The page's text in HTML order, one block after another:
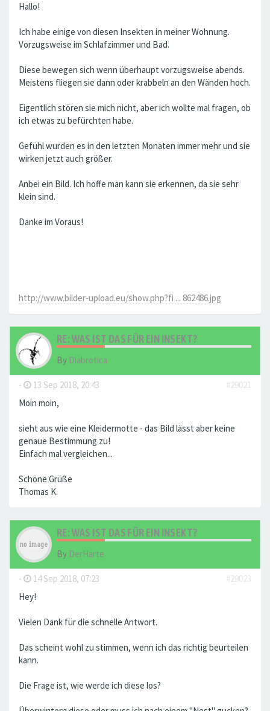
Hallo!
Ich habe einige von diesen Insekten in meiner Wohnung.
Vorzugsweise im Schlafzimmer und Bad.
Diese bewegen sich wenn überhaupt vorzugsweise abends.
Meistens fliegen sie dann oder krabbeln an den Wänden hoch.
Eigentlich stören sie mich nicht, aber ich wollte mal fragen, ob
ich etwas zu befürchten habe.
Gefühl wurden es in den letzten Monaten immer mehr und sie
wirken jetzt auch größer.
Anbei ein Bild. Ich hoffe man kann sie erkennen, da sie sehr
klein sind.
Danke im Voraus!
http://www.bilder-upload.eu/show.php?fi ... 862486.jpg
RE: WAS IST DAS FÜR EIN INSEKT?
By Diabrotica
- 13 Sep 2018, 20:43
#29021
Moin moin,
sieht aus wie eine Kleidermotte - das Bild lässt aber keine
genaue Bestimmung zu!
Einfach mal vergleichen...
Schöne Grüße
Thomas K.
RE: WAS IST DAS FÜR EIN INSEKT?
By DerHarte
- 14 Sep 2018, 07:23
#29023
Hey!
Vielen Dank für die schnelle Antwort.
Das scheint wohl zu stimmen, wenn ich das richtig beurteilen
kann.
Die Frage ist, wie werde ich diese los?